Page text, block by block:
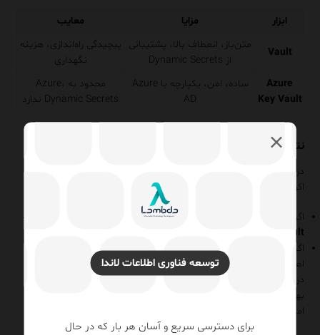
توسعه فناوری اطلاعات لاندا
برای دسترسی سریع و آسان هر بار که در حال
ابزار مزایا معایب
Vault
متن‌باز، انعطاف بالا، پشتیبانی
از Dynamic Secrets
پیچیدگی راه‌اندازی، هزینه
نگهداری
Azure
Key Vault
ساده، امن، یکپارچه با Azure
AD
محدود به Azure،
Dynamic Secrets ندارد
نتیجه‌گیری
اکوسیستم زیرساختی و بلوغ تیم DevOps انجام شود.
اگر تیم شما چندابری، Container-based یا Kubernetes محور است →
Vault بهترین گزینه است.
اگر تیم شما کاملاً در Azure فعالیت دارد و به سادگی و مدیریت مرکزی
اهمیت می‌دهد →Azure Key Vault ایده‌آل است.
در پروژه‌های Enterprise، استفاده از مدل Hybrid توصیه می‌شود تا
بهترین ویژگی‌های هر دو ابزار را داشته باشید:
امنیت، خودکارسازی و یکپارچگی ابری.